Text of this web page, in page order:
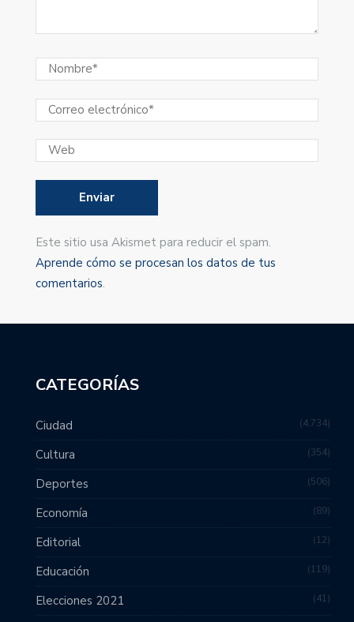
Este sitio usa Akismet para reducir el spam.
Aprende cómo se procesan los datos de tus
comentarios.
CATEGORÍAS
Ciudad 4,734
Cultura 354
Deportes 506
Economía 89
Editorial 12
Educación 119
Elecciones 2021 41